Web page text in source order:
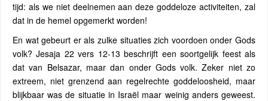
tijd: als we niet deelnemen aan deze goddeloze activiteiten, zal
dat in de hemel opgemerkt worden!
En wat gebeurt er als zulke situaties zich voordoen onder Gods
volk? Jesaja 22 vers 12-13 beschrijft een soortgelijk feest als
dat van Belsazar, maar dan onder Gods volk. Zeker niet zo
extreem, niet grenzend aan regelrechte goddeloosheid, maar
blijkbaar was de situatie in Israël maar weinig anders geweest.